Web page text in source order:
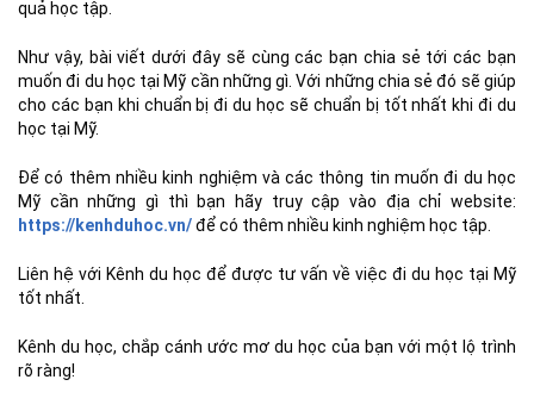
quả học tập.
Như vậy, bài viết dưới đây sẽ cùng các bạn chia sẻ tới các bạn
muốn đi du học tại Mỹ cần những gì. Với những chia sẻ đó sẽ giúp
cho các bạn khi chuẩn bị đi du học sẽ chuẩn bị tốt nhất khi đi du
học tại Mỹ.
Để có thêm nhiều kinh nghiệm và các thông tin muốn đi du học
Mỹ cần những gì thì bạn hãy truy cập vào địa chỉ website:
https://kenhduhoc.vn/để có thêm nhiều kinh nghiệm học tập.
Liên hệ với Kênh du học để được tư vấn về việc đi du học tại Mỹ
tốt nhất.
Kênh du học, chắp cánh ước mơ du học của bạn với một lộ trình
rõ ràng!